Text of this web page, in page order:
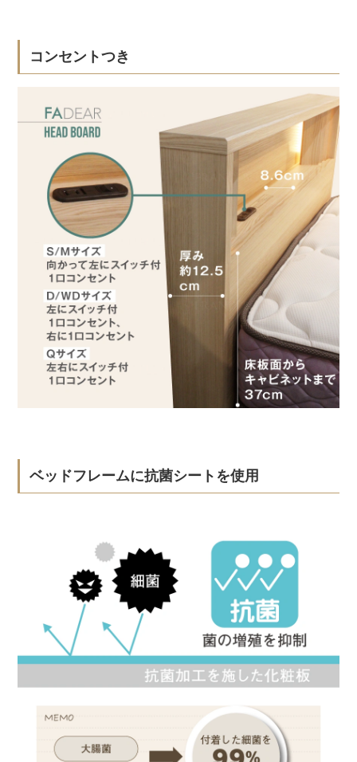
コンセントつき
ベッドフレームに抗菌シートを使用